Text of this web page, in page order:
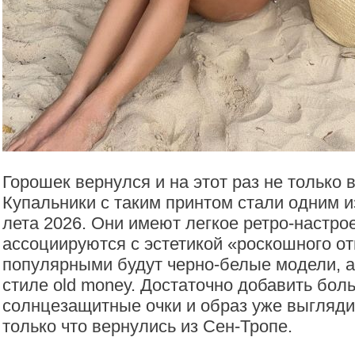
Горошек вернулся и на этот раз не только
Купальники с таким принтом стали одним
лета 2026. Они имеют легкое ретро-
ассоциируются с эстетикой «роскошного
популярными будут черно-белые модели,
стиле old money. Достаточно добавить
солнцезащитные очки и образ уже
только что вернулись из Сен-Тропе.